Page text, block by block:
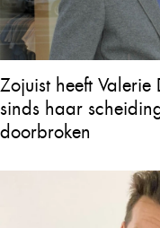
Zojuist heeft Valerie
sinds haar
doorbroken